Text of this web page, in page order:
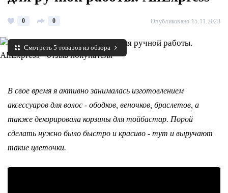
0 0 Опубликовано 15.11.2023
Смотреть 5 товаров из обзора
В свое время я активно занималась изготовлением
аксессуаров для волос - ободков, веночков, браслетов, а
также декорировала корзины для тойбастар. Порой
сделать нужно было быстро и красиво - тут и выручают
такие цветочки.